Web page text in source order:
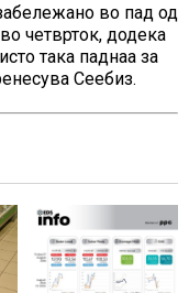
во пад од
четврток, додека
така паднаа за
Сеебиз.